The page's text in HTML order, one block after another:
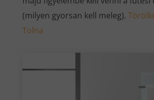
(milyen gyorsan kell meleg).
Tolna